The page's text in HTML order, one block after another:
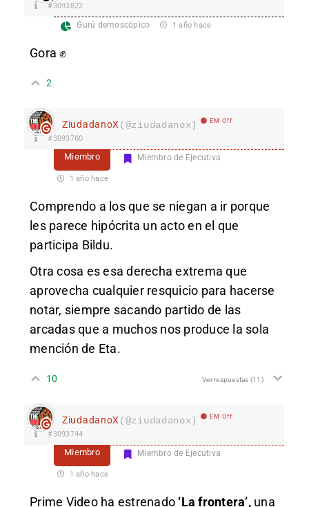
#3093822
Gurú demoscópico 1 año hace
Gora ✊
2
ZiudadanoX (@ziudadanox) EM Off
#3093760
Miembro Miembro de Ejecutiva
1 año hace
Comprendo a los que se niegan a ir porque
les parece hipócrita un acto en el que
participa Bildu.
Otra cosa es esa derecha extrema que
aprovecha cualquier resquicio para hacerse
notar, siempre sacando partido de las
arcadas que a muchos nos produce la sola
mención de Eta.
10 Ver respuestas (11)
ZiudadanoX (@ziudadanox) EM Off
#3093744
Miembro Miembro de Ejecutiva
1 año hace
Prime Video ha estrenado ‘La frontera’,una